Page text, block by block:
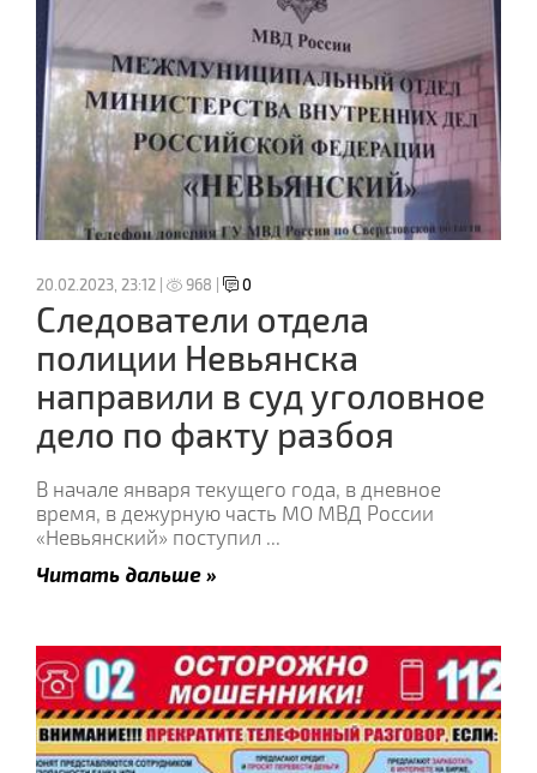
20.02.2023, 23:12 | 968 | 0
Следователи отдела
полиции Невьянска
направили в суд уголовное
дело по факту разбоя
В начале января текущего года, в дневное
время, в дежурную часть МО МВД России
«Невьянский» поступил ...
Читать дальше »